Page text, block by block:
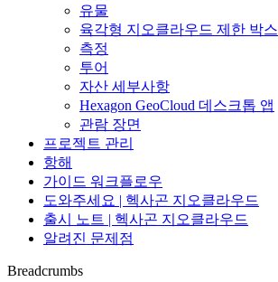
유물
육각형 지오클라우드 제한 박스
측정
투어
자산 세부사항
Hexagon GeoCloud 데스크톱 앱
관람 장면
프로젝트 관리
항해
가이드 워크플로우
도와주세요 | 헥사곤 지오클라우드
출시 노트 | 헥사곤 지오클라우드
알려진 문제점
Breadcrumbs